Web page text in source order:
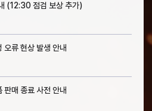
(12:30 점검 보상 추가)
오류 현상 발생 안내
판매 종료 사전 안내